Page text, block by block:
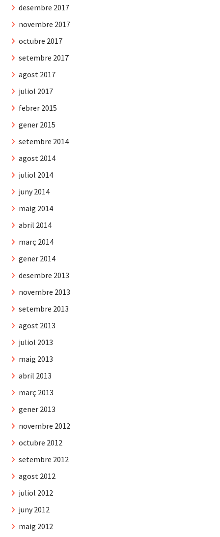
desembre 2017
novembre 2017
octubre 2017
setembre 2017
agost 2017
juliol 2017
febrer 2015
gener 2015
setembre 2014
agost 2014
juliol 2014
juny 2014
maig 2014
abril 2014
març 2014
gener 2014
desembre 2013
novembre 2013
setembre 2013
agost 2013
juliol 2013
maig 2013
abril 2013
març 2013
gener 2013
novembre 2012
octubre 2012
setembre 2012
agost 2012
juliol 2012
juny 2012
maig 2012